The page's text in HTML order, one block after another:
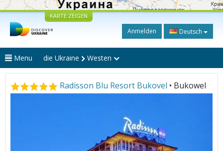
KARTE ZEIGEN
Anmelden Deutsch
Menu die Ukraine Westen
Radisson Blu Resort Bukovel • Bukowel